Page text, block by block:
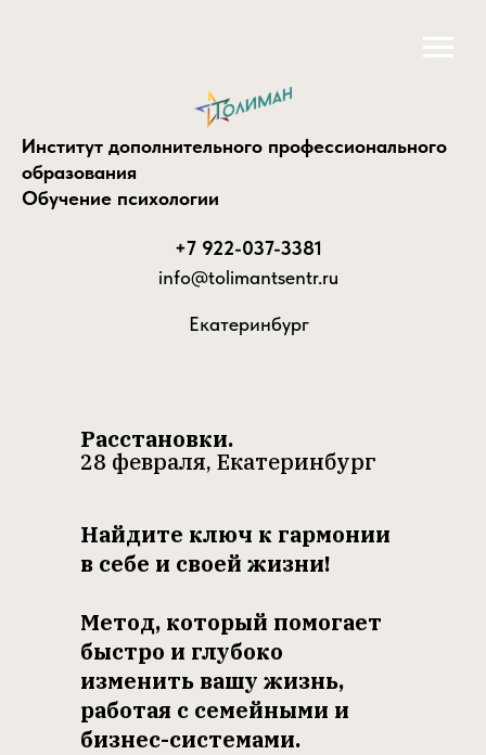
Институт дополнительного профессионального
образования
Обучение психологии
+7 922-037-3381
info@tolimantsentr.ru
Екатеринбург
Найдите ключ к гармонии
в себе и своей жизни!
Метод, который помогает
быстро и глубоко
изменить вашу жизнь,
работая с семейными и
бизнес-системами.
Расстановки.
28 февраля, Екатеринбург